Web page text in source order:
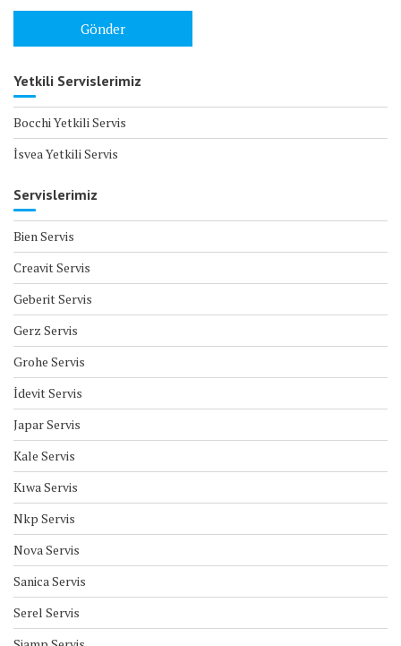
Yetkili Servislerimiz
Bocchi Yetkili Servis
İsvea Yetkili Servis
Servislerimiz
Bien Servis
Creavit Servis
Geberit Servis
Gerz Servis
Grohe Servis
İdevit Servis
Japar Servis
Kale Servis
Kıwa Servis
Nkp Servis
Nova Servis
Sanica Servis
Serel Servis